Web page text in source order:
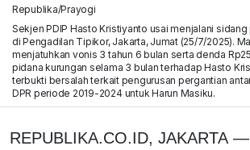
Republika/Prayogi
Sekjen PDIP Hasto Kristiyanto usai menjalani
di Pengadilan Tipikor, Jakarta, Jumat (25/7/2025).
menjatuhkan vonis 3 tahun 6 bulan serta denda
pidana kurungan selama 3 bulan terhadap Hasto
terbukti bersalah terkait pengurusan pergantian
DPR periode 2019-2024 untuk Harun Masiku.
REPUBLIKA.CO.ID, JAKARTA —